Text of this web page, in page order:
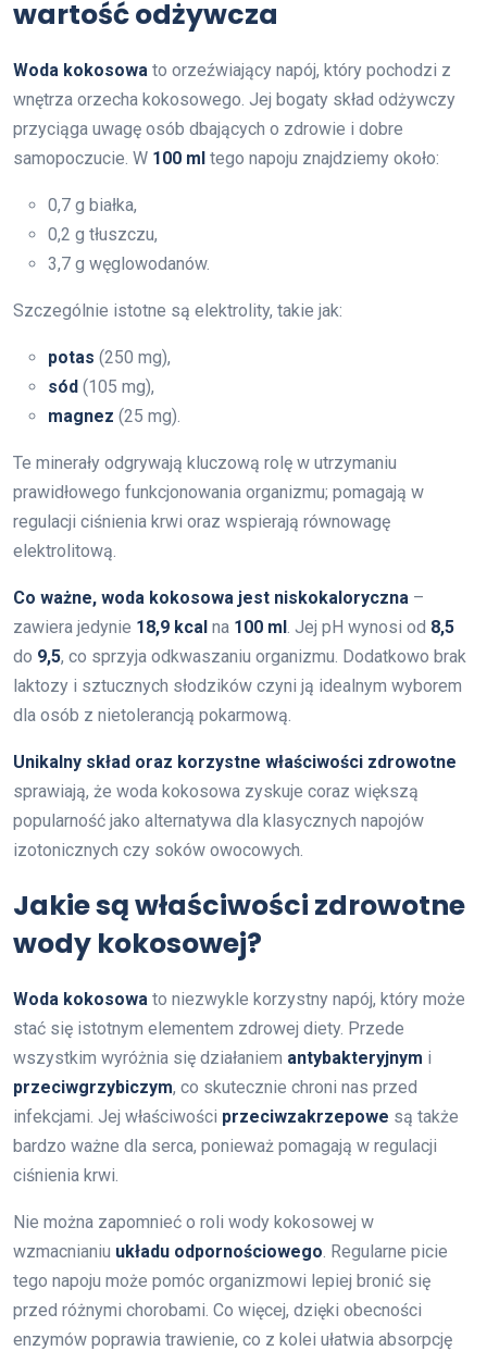
wartość odżywcza
Woda kokosowa to orzeźwiający napój, który pochodzi z
wnętrza orzecha kokosowego. Jej bogaty skład odżywczy
przyciąga uwagę osób dbających o zdrowie i dobre
samopoczucie. W 100 ml tego napoju znajdziemy około:
0,7 g białka,
0,2 g tłuszczu,
3,7 g węglowodanów.
Szczególnie istotne są elektrolity, takie jak:
potas (250 mg),
sód (105 mg),
magnez (25 mg).
Te minerały odgrywają kluczową rolę w utrzymaniu
prawidłowego funkcjonowania organizmu; pomagają w
regulacji ciśnienia krwi oraz wspierają równowagę
elektrolitową.
Co ważne, woda kokosowa jest niskokaloryczna –
zawiera jedynie 18,9 kcal na 100 ml . Jej pH wynosi od 8,5
do 9,5, co sprzyja odkwaszaniu organizmu. Dodatkowo brak
laktozy i sztucznych słodzików czyni ją idealnym wyborem
dla osób z nietolerancją pokarmową.
Unikalny skład oraz korzystne właściwości zdrowotne
sprawiają, że woda kokosowa zyskuje coraz większą
popularność jako alternatywa dla klasycznych napojów
izotonicznych czy soków owocowych.
Jakie są właściwości zdrowotne
wody kokosowej?
Woda kokosowa to niezwykle korzystny napój, który może
stać się istotnym elementem zdrowej diety. Przede
wszystkim wyróżnia się działaniem antybakteryjnym i
przeciwgrzybiczym, co skutecznie chroni nas przed
infekcjami. Jej właściwości przeciwzakrzepowe są także
bardzo ważne dla serca, ponieważ pomagają w regulacji
ciśnienia krwi.
Nie można zapomnieć o roli wody kokosowej w
wzmacnianiu układu odpornościowego . Regularne picie
tego napoju może pomóc organizmowi lepiej bronić się
przed różnymi chorobami. Co więcej, dzięki obecności
enzymów poprawia trawienie, co z kolei ułatwia absorpcję